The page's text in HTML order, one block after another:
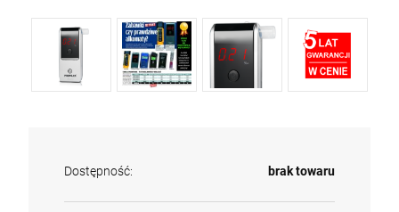
Dostępność: brak towaru